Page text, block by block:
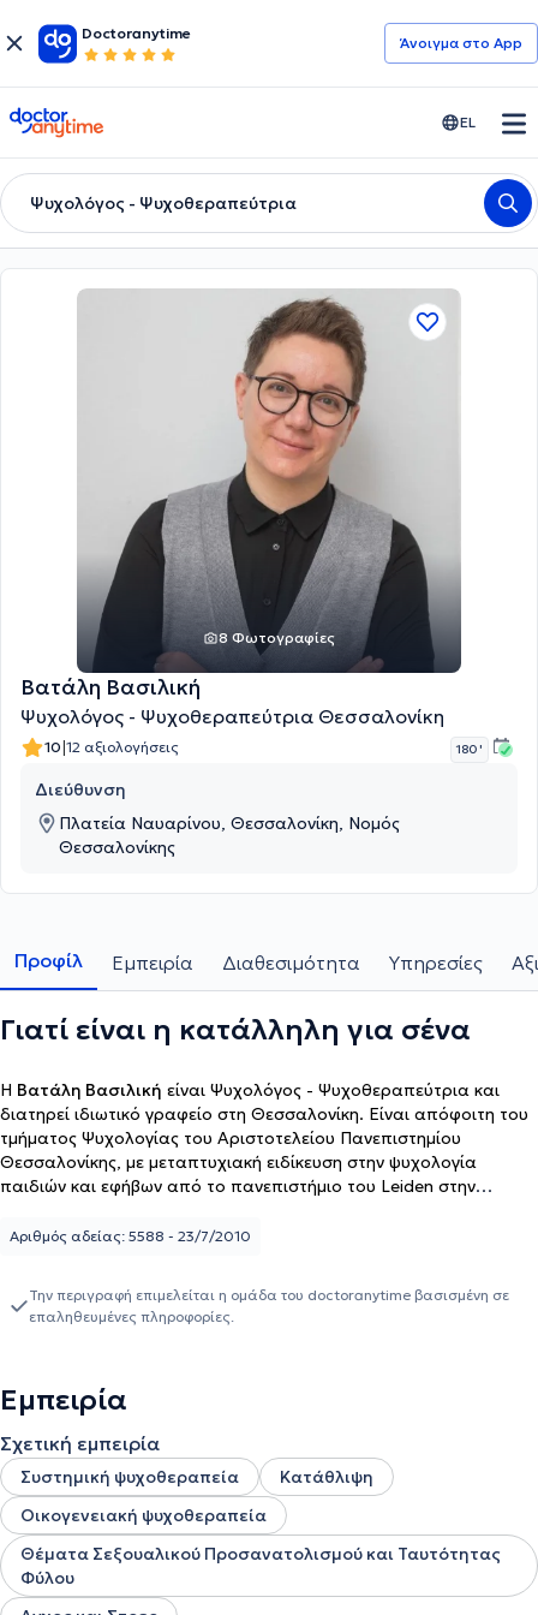
Doctoranytime
Άνοιγμα στο App
doctoranytime EL
Ψυχολόγος - Ψυχοθεραπεύτρια
8 Φωτογραφίες
Βατάλη Βασιλική
Ψυχολόγος - Ψυχοθεραπεύτρια Θεσσαλονίκη
10|12 αξιολογήσεις 180 '
Διεύθυνση
Πλατεία Ναυαρίνου, Θεσσαλονίκη, Νομός
Θεσσαλονίκης
Προφίλ Εμπειρία Διαθεσιμότητα Υπηρεσίες
Γιατί είναι η κατάλληλη για σένα
Η Βατάλη Βασιλική είναι Ψυχολόγος - Ψυχοθεραπεύτρια και
διατηρεί ιδιωτικό γραφείο στη Θεσσαλονίκη. Είναι απόφοιτη του
τμήματος Ψυχολογίας του Αριστοτελείου Πανεπιστημίου
Θεσσαλονίκης, με μεταπτυχιακή ειδίκευση στην ψυχολογία
παιδιών και εφήβων από το πανεπιστήμιο του Leiden στην
Ψυχοθεραπεία στο Ινστιτούτο Συστημικής Προσέγγισης και
άτομα από τον επιστημονικό φορέα Orlando LGBT+ ψυχική υγεία
χωρίς στίγμα. Από το 2022, συνεργάζεται ως συντονίστρια
της Διεθνούς Πρωτοβουλίας για την Υγεία του Ιδρύματος
Προσέγγισης και Οικογενειακής Θεραπεία "Νόες", εκπαιδεύει
νέους ψυχοθεραπευτές στη ψυχοθεραπευτική προσέγγιση της
Εστιασμένης στη λύση θεραπεία (Solution Focused Based
Therapy). Στο παρελθόν, εργάστηκε για δύο χρόνια στην Μονάδα
Υποστήριξης Φοιτητών Ευπαθών Ομάδων του Πανεπιστημίου
Δυτικής Μακεδονίας, παρέχοντας σε ατομικό και ομαδικό
επίπεδο, υποστήριξη σε φοιτητές και φοιτήτριες του
Αριθμός αδείας: 5588 - 23/7/2010
Την περιγραφή επιμελείται η ομάδα του doctoranytime βασισμένη σε
επαληθευμένες πληροφορίες.
Εμπειρία
Σχετική εμπειρία
Συστημική ψυχοθεραπεία
Κατάθλιψη
Οικογενειακή ψυχοθεραπεία
Θέματα Σεξουαλικού Προσανατολισμού και Ταυτότητας
Φύλου